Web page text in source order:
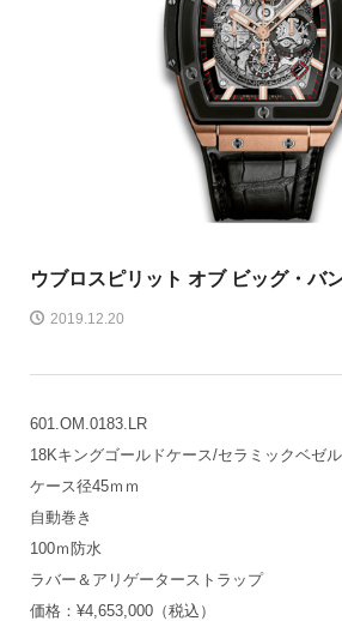
ウブロスピリット オブ ビッグ・バ
2019.12.20
601.OM.0183.LR
18Kキングゴールドケース/セラミックベゼル
ケース径45ｍｍ
自動巻き
100ｍ防水
ラバー＆アリゲーターストラップ
価格：¥4,653,000（税込）